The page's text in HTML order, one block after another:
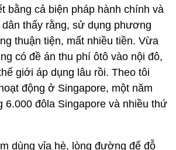
bằng cả biện pháp hành chính và
thấy rằng, sử dụng phương
thuận tiện, mất nhiều tiền. Vừa
có đề án thu phí ôtô vào nội đô,
giới áp dụng lâu rồi. Theo tôi
động ở Singapore, một năm
6.000 đôla Singapore và nhiều thứ
dùng vỉa hè, lòng đường để đỗ